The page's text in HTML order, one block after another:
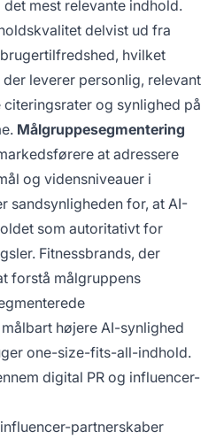
mest relevante indhold.
delvist ud fra
hvilket
leverer personlig, relevant
og synlighed på
Målgruppesegmentering
at adressere
og vidensniveauer i
sandsynligheden for, at AI-
som autoritativt for
Fitnessbrands, der
forstå målgruppens
højere AI-synlighed
one-size-fits-all-indhold.
digital PR og influencer-
partnerskaber